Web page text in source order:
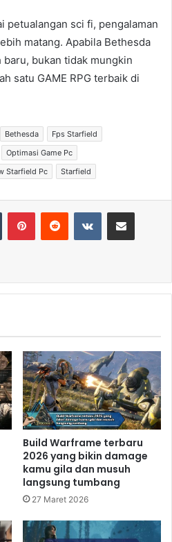
petualangan sci fi, pengalaman
matang. Apabila Bethesda
bukan tidak mungkin
satu GAME RPG terbaik di
Bethesda
Fps Starfield
Optimasi Game Pc
Starfield Pc Starfield
Build Warframe terbaru
2026 yang bikin damage
kamu gila dan musuh
langsung tumbang
27 Maret 2026